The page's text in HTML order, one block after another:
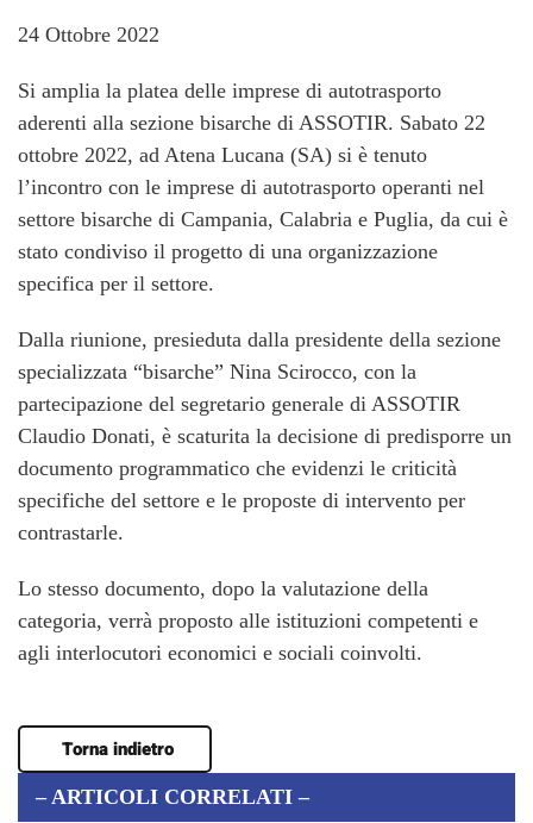
24 Ottobre 2022
Si amplia la platea delle imprese di autotrasporto
aderenti alla sezione bisarche di ASSOTIR. Sabato 22
ottobre 2022, ad Atena Lucana (SA) si è tenuto
l’incontro con le imprese di autotrasporto operanti nel
settore bisarche di Campania, Calabria e Puglia, da cui è
stato condiviso il progetto di una organizzazione
specifica per il settore.
Dalla riunione, presieduta dalla presidente della sezione
specializzata “bisarche” Nina Scirocco, con la
partecipazione del segretario generale di ASSOTIR
Claudio Donati, è scaturita la decisione di predisporre un
documento programmatico che evidenzi le criticità
specifiche del settore e le proposte di intervento per
contrastarle.
Lo stesso documento, dopo la valutazione della
categoria, verrà proposto alle istituzioni competenti e
agli interlocutori economici e sociali coinvolti.
Torna indietro
– ARTICOLI CORRELATI –